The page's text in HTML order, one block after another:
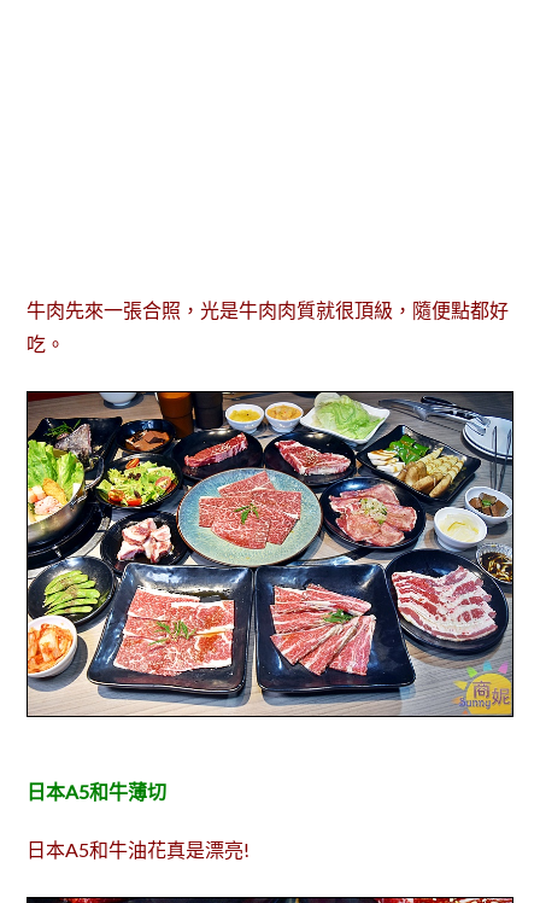
牛肉先來一張合照，光是牛肉肉質就很頂級，隨便點都好
吃。
日本A5和牛薄切
日本A5和牛油花真是漂亮!